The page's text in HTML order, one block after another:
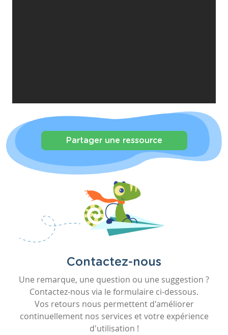
Partager une ressource
Contactez-nous
Une remarque, une question ou une suggestion ?
Contactez-nous via le formulaire ci-dessous.
Vos retours nous permettent d'améliorer
continuellement nos services et votre expérience
d'utilisation !